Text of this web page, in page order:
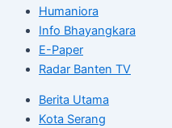
Humaniora
Info Bhayangkara
E-Paper
Radar Banten TV
Berita Utama
Kota Serang